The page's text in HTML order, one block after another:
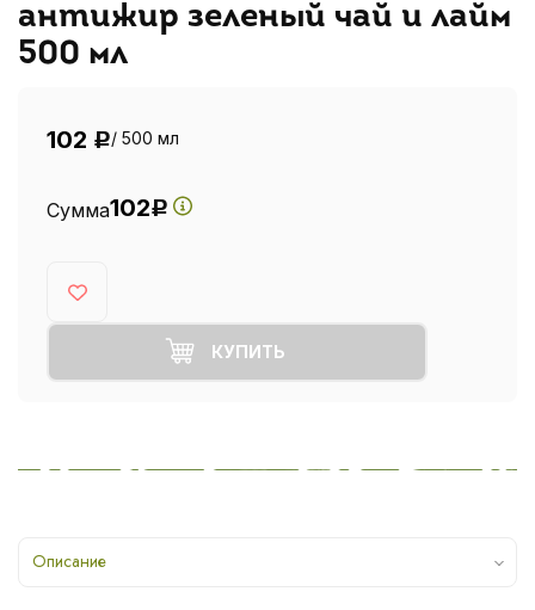
антижир зеленый чай и лайм
500 мл
102 Р/ 500 мл
Сумма102Р
КУПИТЬ
Описание